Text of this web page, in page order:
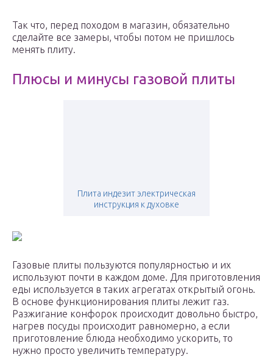
Так что, перед походом в магазин, обязательно
сделайте все замеры, чтобы потом не пришлось
менять плиту.
Плюсы и минусы газовой плиты
Плита индезит электрическая
инструкция к духовке
Газовые плиты пользуются популярностью и их
используют почти в каждом доме. Для приготовления
еды используется в таких агрегатах открытый огонь.
В основе функционирования плиты лежит газ.
Разжигание конфорок происходит довольно быстро,
нагрев посуды происходит равномерно, а если
приготовление блюда необходимо ускорить, то
нужно просто увеличить температуру.